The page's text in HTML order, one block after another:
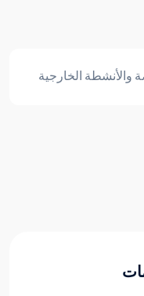
والأنشطة الخارجية